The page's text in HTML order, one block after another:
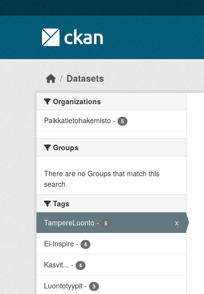
Datasets
Organizations
Paikkatietohakemisto - 5
Groups
There are no Groups that match this
search
Tags
TampereLuonto - 5 x
Ei-Inspire - 4
Kasvit... - 4
Luontotyypit - 3